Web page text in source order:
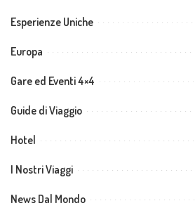
Esperienze Uniche
Europa
Gare ed Eventi 4×4
Guide di Viaggio
Hotel
I Nostri Viaggi
News Dal Mondo